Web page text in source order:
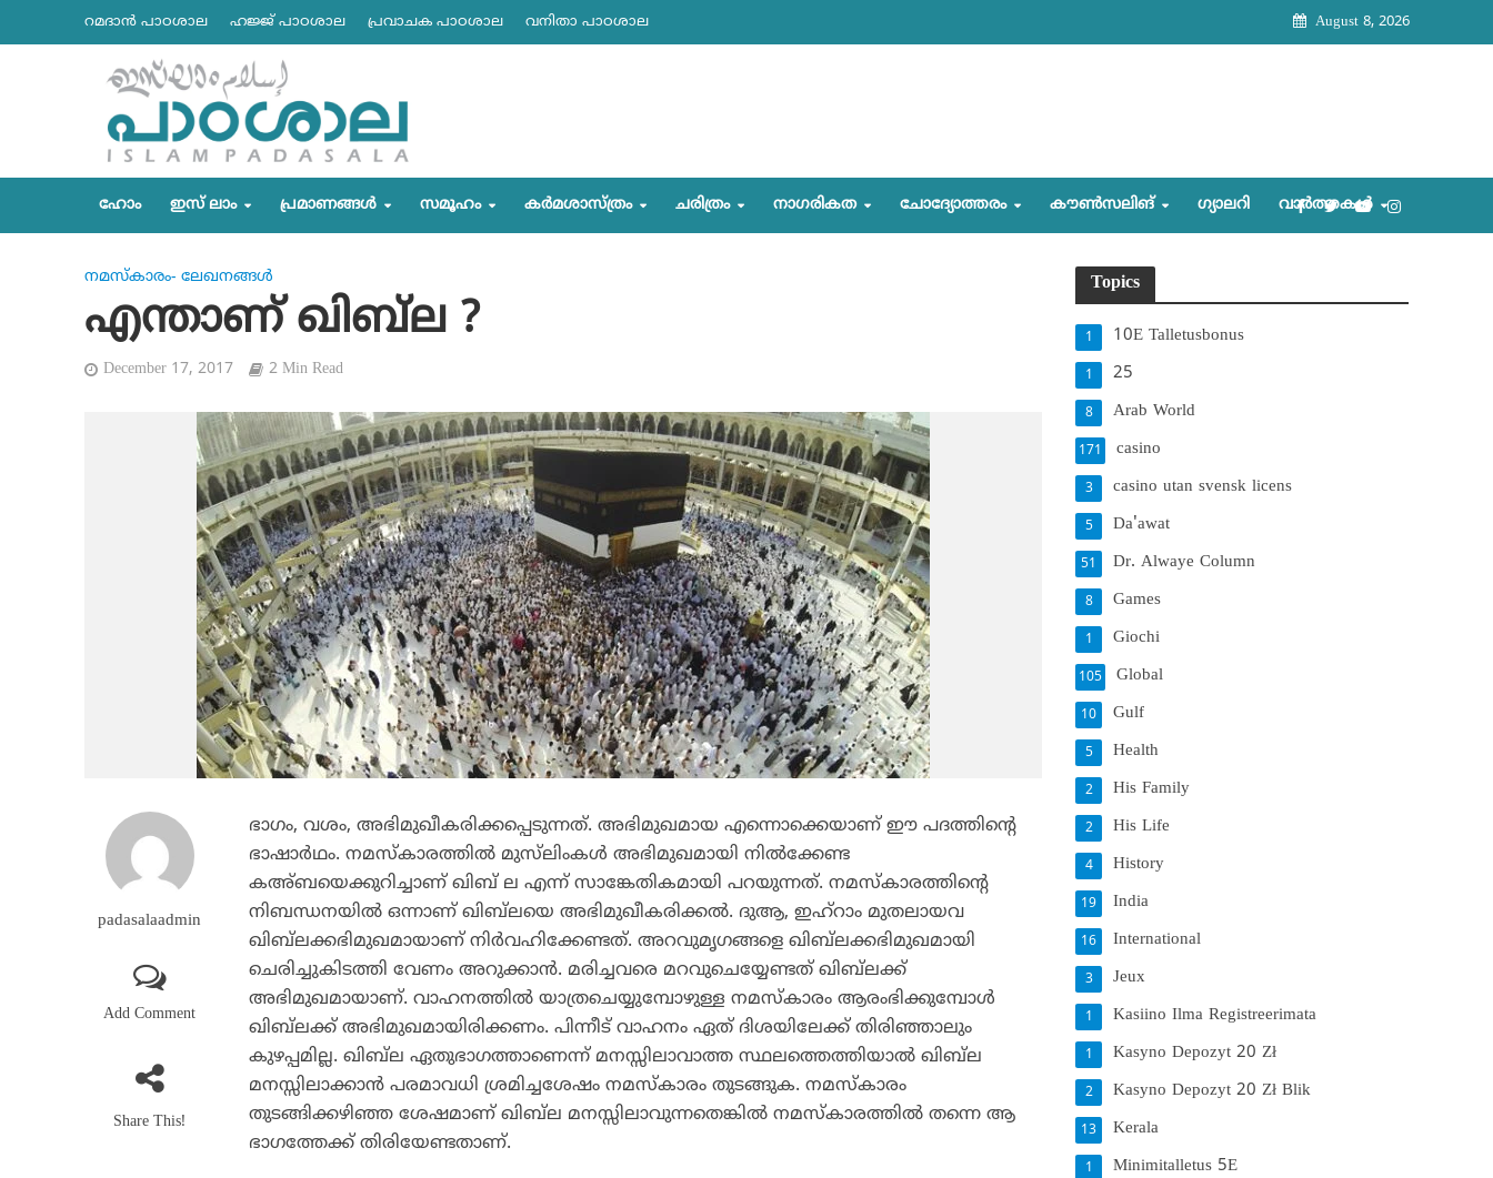
റമദാന്‍ പാഠശാല ഹജ്ജ് പാഠശാല പ്രവാചക പാഠശാല വനിതാ പാഠശാല August 8, 2026
ഹോം ഇസ് ലാം പ്രമാണങ്ങള്‍ സമൂഹം കര്‍മശാസ്ത്രം ചരിത്രം നാഗരികത ചോദ്യോത്തരം കൗണ്‍സലിങ്‌ ഗ്യാലറി വാര്‍ത്തകള്‍
നമസ്‌കാരം- ലേഖനങ്ങള്‍
എന്താണ് ഖിബ്‌ല ?
December 17, 2017 2 Min Read
padasalaadmin
Add Comment
Share This!
ഭാഗം, വശം, അഭിമുഖീകരിക്കപ്പെടുന്നത്. അഭിമുഖമായ എന്നൊക്കെയാണ് ഈ പദത്തിന്റെ
ഭാഷാര്‍ഥം. നമസ്‌കാരത്തില്‍ മുസ്‌ലിംകള്‍ അഭിമുഖമായി നില്‍ക്കേണ്ട
കഅ്ബയെക്കുറിച്ചാണ് ഖിബ് ല എന്ന് സാങ്കേതികമായി പറയുന്നത്. നമസ്‌കാരത്തിന്റെ
നിബന്ധനയില്‍ ഒന്നാണ് ഖിബ്‌ലയെ അഭിമുഖീകരിക്കല്‍. ദുആ, ഇഹ്‌റാം മുതലായവ
ഖിബ്‌ലക്കഭിമുഖമായാണ് നിര്‍വഹിക്കേണ്ടത്. അറവുമൃഗങ്ങളെ ഖിബ്‌ലക്കഭിമുഖമായി
ചെരിച്ചുകിടത്തി വേണം അറുക്കാന്‍. മരിച്ചവരെ മറവുചെയ്യേണ്ടത് ഖിബ്‌ലക്ക്
അഭിമുഖമായാണ്. വാഹനത്തില്‍ യാത്രചെയ്യുമ്പോഴുള്ള നമസ്‌കാരം ആരംഭിക്കുമ്പോള്‍
ഖിബ്‌ലക്ക് അഭിമുഖമായിരിക്കണം. പിന്നീട് വാഹനം ഏത് ദിശയിലേക്ക് തിരിഞ്ഞാലും
കുഴപ്പമില്ല. ഖിബ്‌ല ഏതുഭാഗത്താണെന്ന് മനസ്സിലാവാത്ത സ്ഥലത്തെത്തിയാല്‍ ഖിബ്‌ല
മനസ്സിലാക്കാന്‍ പരമാവധി ശ്രമിച്ചശേഷം നമസ്‌കാരം തുടങ്ങുക. നമസ്‌കാരം
തുടങ്ങിക്കഴിഞ്ഞ ശേഷമാണ് ഖിബ്‌ല മനസ്സിലാവുന്നതെങ്കില്‍ നമസ്‌കാരത്തില്‍ തന്നെ ആ
ഭാഗത്തേക്ക് തിരിയേണ്ടതാണ്.
Topics
10E Talletusbonus
1
25
1
Arab World
8
casino
171
casino utan svensk licens
3
Da'awat
5
Dr. Alwaye Column
51
Games
8
Giochi
1
Global
105
Gulf
10
Health
5
His Family
2
His Life
2
History
4
India
19
International
16
Jeux
3
Kasiino Ilma Registreerimata
1
Kasyno Depozyt 20 Zł
1
Kasyno Depozyt 20 Zł Blik
2
Kerala
13
Minimitalletus 5E
1